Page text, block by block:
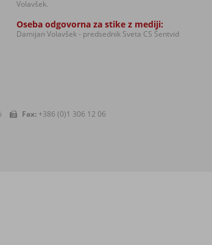
Volavšek.
Oseba odgovorna za stike z mediji:
Damijan Volavšek - predsednik Sveta CS Šentvid
Fax: +386 (0)1 306 12 06